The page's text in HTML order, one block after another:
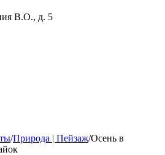
В.О., д. 5
/Природа | Пейзаж/Осень в